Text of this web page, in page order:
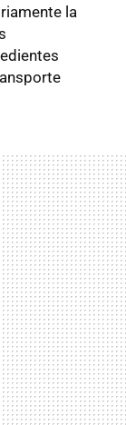
la